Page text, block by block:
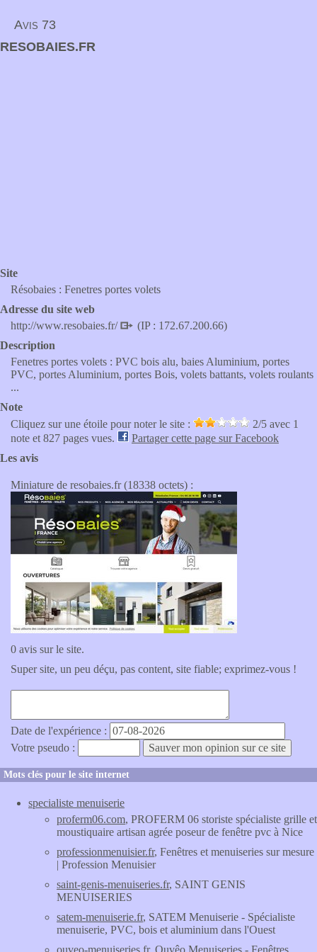
Avis 73
RESOBAIES.FR
Site
Résobaies : Fenetres portes volets
Adresse du site web
http://www.resobaies.fr/
(IP : 172.67.200.66)
Description
Fenetres portes volets : PVC bois alu, baies Aluminium, portes
PVC, portes Aluminium, portes Bois, volets battants, volets roulants
...
Note
Cliquez sur une étoile pour noter le site :
2/5 avec 1
note et 827 pages vues.
Partager cette page sur Facebook
Les avis
Miniature de resobaies.fr (18338 octets) :
0 avis sur le site.
Super site, un peu déçu, pas content, site fiable; exprimez-vous !
Date de l'expérience :
Votre pseudo :
Mots clés pour le site internet
specialiste menuiserie
proferm06.com, PROFERM 06 storiste spécialiste grille et
moustiquaire artisan agrée poseur de fenêtre pvc à Nice
professionmenuisier.fr, Fenêtres et menuiseries sur mesure
| Profession Menuisier
saint-genis-menuiseries.fr, SAINT GENIS
MENUISERIES
satem-menuiserie.fr, SATEM Menuiserie - Spécialiste
menuiserie, PVC, bois et aluminium dans l'Ouest
ouveo-menuiseries.fr, Ouvêo Menuiseries - Fenêtres,